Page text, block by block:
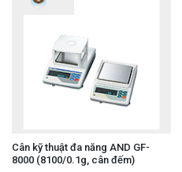
Cân kỹ thuật đa năng AND GF-
8000 (8100/0.1g, cân đếm)